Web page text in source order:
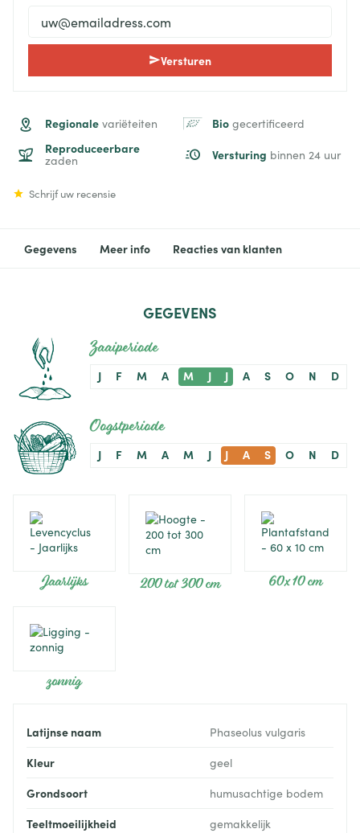
Versturen
Regionale variëteiten Bio gecertificeerd
Reproduceerbare
zaden Versturing binnen 24 uur
Schrijf uw recensie
Gegevens Meer info Reacties van klanten
GEGEVENS
Zaaiperiode
J F M A M J J A S O N D
Oogstperiode
J F M A M J J A S O N D
Jaarlijks 200 tot 300 cm 60 x 10 cm
zonnig
Latijnse naam Phaseolus vulgaris
Kleur geel
Grondsoort humusachtige bodem
Teeltmoeilijkheid gemakkelijk